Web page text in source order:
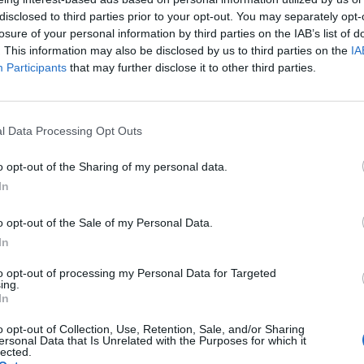
to third parties prior to your opt-out. You may separately
of your personal information by third parties on the IAB’s list of
This information may also be disclosed by us to third parties on the
Participants that may further disclose it to other third parties.
Data Processing Opt Outs
opt-out of the Sharing of my personal data.
opt-out of the Sale of my Personal Data.
opt-out of processing my Personal Data for Targeted
opt-out of Collection, Use, Retention, Sale, and/or Sharing
Data that Is Unrelated with the Purposes for which it
se kaatoi vieraskaukalossa Dinamo Riikan
kun joukkueen kauden avaus peruuntui Minskissä
oli vierasottelu Dinamo Riikaa vastaan.
paremmasta joukkueesta ei ollut epäselvyyksiä.
mutta tulostaululla olisi voinut olla vieläkin